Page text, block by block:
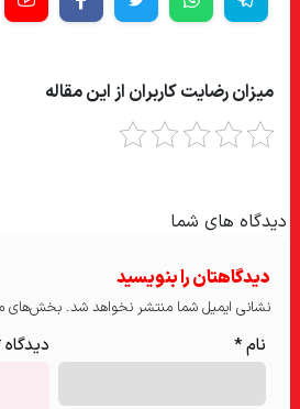
میزان رضایت کاربران از این مقاله
دیدگاه های شما
دیدگاهتان را بنویسید
نشانی ایمیل شما منتشر نخواهد شد. بخش‌های
دیدگاه* نام*